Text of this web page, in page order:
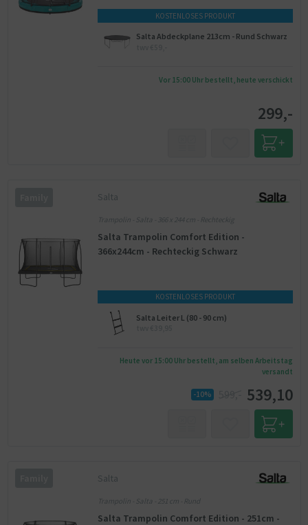
KOSTENLOSES PRODUKT
Salta Abdeckplane 213cm - Rund Schwarz
Vor 15:00 Uhr bestellt, heute verschickt
299,-
Salta
Trampolin - Salta - 366 x 244 cm - Rechteckig
Salta Trampolin Comfort Edition -
366x244cm - Rechteckig Schwarz
KOSTENLOSES PRODUKT
Salta Leiter L (80 - 90 cm)
Heute vor 15:00 Uhr bestellt, am selben Arbeitstag
versandt
-10% 539,10
Salta
Trampolin - Salta - 251 cm - Rund
Salta Trampolin Comfort Edition - 251cm -